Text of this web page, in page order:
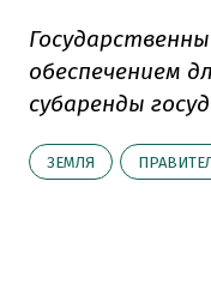
обеспечением
субаренды
ЗЕМЛЯ